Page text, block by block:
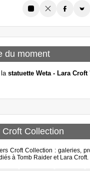
du moment
la statuette Weta - Lara
Croft Collection
Croft Collection : galeries,
à Tomb Raider et Lara Croft.